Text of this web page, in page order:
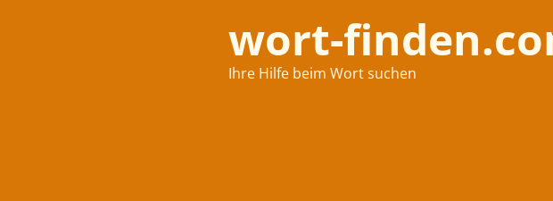
wort-
Ihre Hilfe beim Wort suchen